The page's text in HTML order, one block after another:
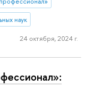
наук
24 октября, 2024 г.